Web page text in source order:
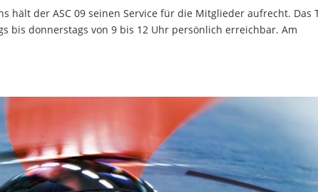
hält der ASC 09 seinen Service für die Mitglieder aufrecht. Das
bis donnerstags von 9 bis 12 Uhr persönlich erreichbar. Am